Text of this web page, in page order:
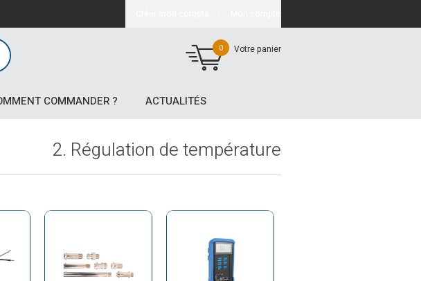
0 Votre panier
COMMANDER ? ACTUALITÉS
2. Régulation de température